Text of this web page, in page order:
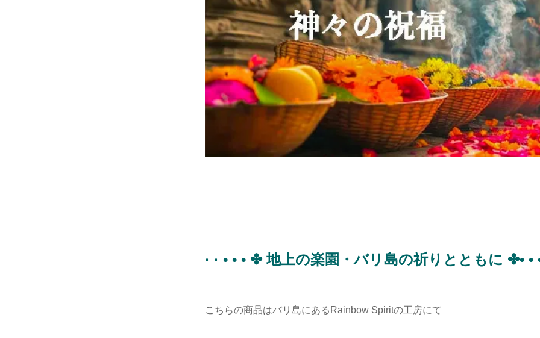
· · • • • ✤ 地上の楽園・バリ島の祈りとともに ✤• •
こちらの商品はバリ島にあるRainbow Spiritの工房にて